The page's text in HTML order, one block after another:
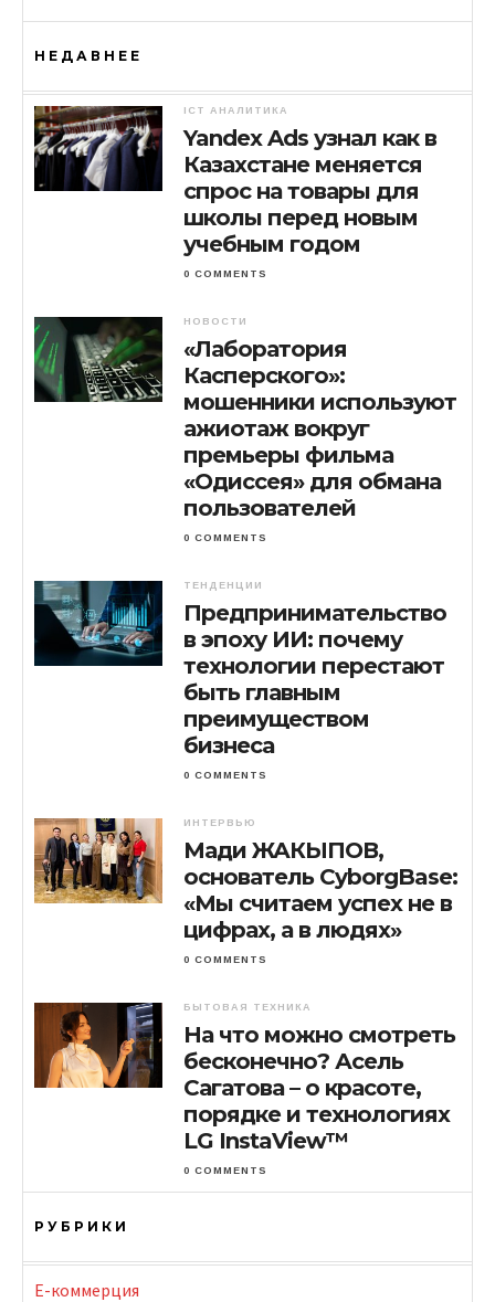
НЕДАВНЕЕ
ICT АНАЛИТИКА
Yandex Ads узнал как в
Казахстане меняется
спрос на товары для
школы перед новым
учебным годом
0 COMMENTS
НОВОСТИ
«Лаборатория
Касперского»:
мошенники используют
ажиотаж вокруг
премьеры фильма
«Одиссея» для обмана
пользователей
0 COMMENTS
ТЕНДЕНЦИИ
Предпринимательство
в эпоху ИИ: почему
технологии перестают
быть главным
преимуществом
бизнеса
0 COMMENTS
ИНТЕРВЬЮ
Мади ЖАКЫПОВ,
основатель CyborgBase:
«Мы считаем успех не в
цифрах, а в людях»
0 COMMENTS
БЫТОВАЯ ТЕХНИКА
На что можно смотреть
бесконечно? Асель
Сагатова – о красоте,
порядке и технологиях
LG InstaView™
0 COMMENTS
РУБРИКИ
E-коммерция